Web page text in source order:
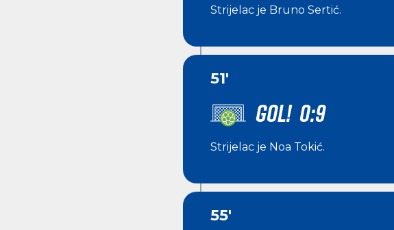
Strijelac je Bruno Sertić.
51'
GOL! 0:9
Strijelac je Noa Tokić.
55'